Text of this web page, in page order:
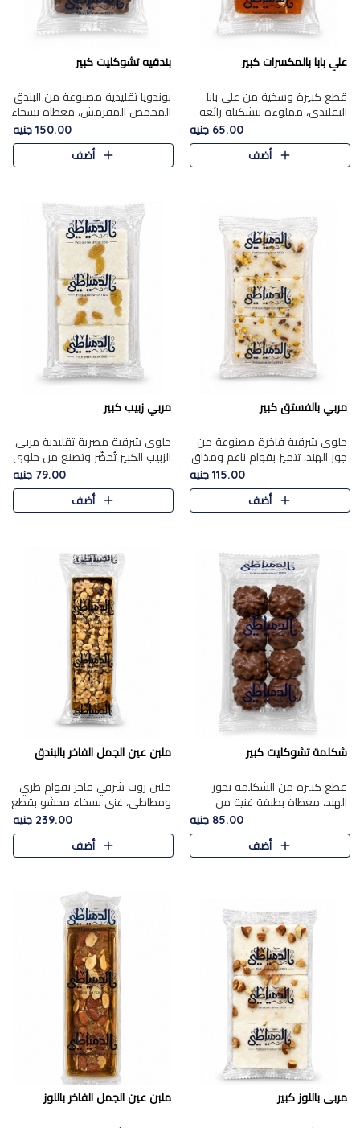
علي بابا بالمكسرات كبير
قطع كبيرة وسخية من علي بابا
التقليدي، مملوءة بتشكيلة رائعة
من المكسرات المحمصة المحمرة.
65.00 جنيه
أضف
بندقيه تشوكليت كبير
بوندويا تقليدية مصنوعة من البندق
المحمص المقرمش، مغطاة بسخاء
بشوكولاتة فاخرة غنية لتحقيق
التوازن المثالي بين قوام القرمشة
ونكهة الشوكولاتة ا..
150.00 جنيه
أضف
مربي بالفستق كبير
حلوى شرقية فاخرة مصنوعة من
جوز الهند، تتميز بقوام ناعم ومذاق
غني، وتزين بقطع من الفستق
الفاخر التي تضيف عليها قرمشة
115.00 جنيه
أضف
مربي زبيب كبير
حلوى شرقية مصرية تقليدية مربى
الزبيب الكبير تُحضَّر وتصنع من حلوي
جوز الهند باسد بقوام طري ومذاق
غني، وتُزين وتغطا بحبات الزبيب
الذهبي التي ..
79.00 جنيه
أضف
شكلمة تشوكليت كبير
قطع كبيرة من الشكلمة بجوز
الهند، مغطاة بطبقة غنية من
الشوكولاتة الفاخرة لتجمع بين
القوام الطري من الداخل مركز جوز
الهند المطاطي والمذاق الغن..
85.00 جنيه
أضف
ملبن عين الجمل الفاخر بالبندق
ملبن روب شرقي فاخر بقوام طري
ومطاطي، غني بسخاء محشو بقطع
عين الجمل والبندق المحمص التي
تضيف قرمشة مميزة مُرضية
ونكهة جوزية غنية في كل
239.00 جنيه
أضف
مربى باللوز كبير ملبن عين الجمل الفاخر باللوز